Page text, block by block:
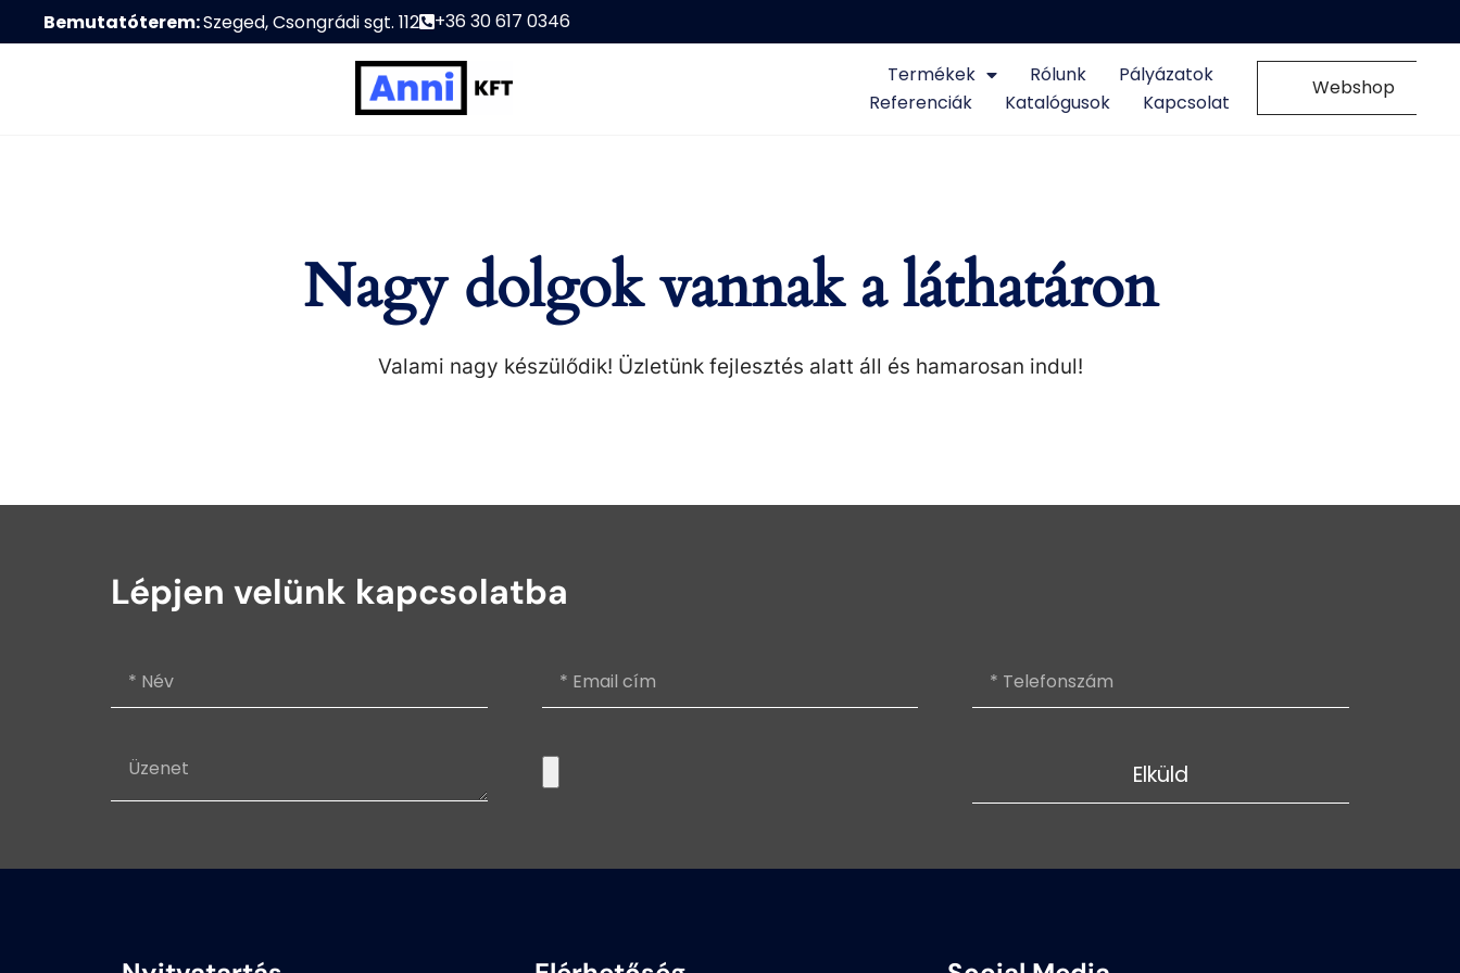
Bemutatóterem:Szeged, Csongrádi sgt. 112 +36 30 617 0346
Termékek Rólunk
Pályázatok
Referenciák
Katalógusok Kapcsolat
Webshop
Nagy dolgok vannak a láthatáron
Valami nagy készülődik! Üzletünk fejlesztés alatt áll és hamarosan indul!
Lépjen velünk kapcsolatba
Elküld